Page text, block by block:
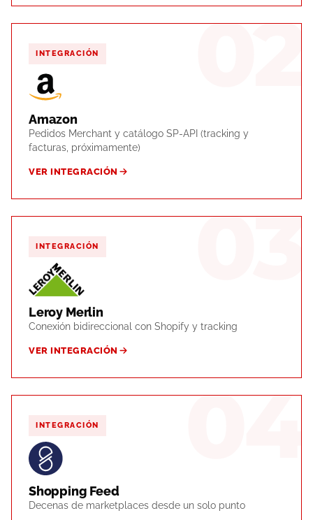
02
INTEGRACIÓN
Amazon
Pedidos Merchant y catálogo SP-API (tracking y
facturas, próximamente)
VER INTEGRACIÓN
03
INTEGRACIÓN
Leroy Merlin
Conexión bidireccional con Shopify y tracking
VER INTEGRACIÓN
04
INTEGRACIÓN
Shopping Feed
Decenas de marketplaces desde un solo punto